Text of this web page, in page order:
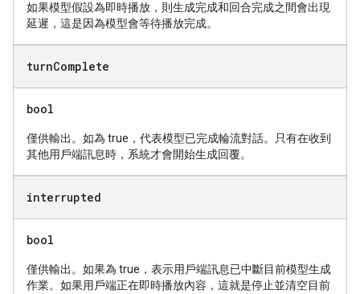
如果模型假設為即時播放，則生成完成和回合完成之間會出現
延遲，這是因為模型會等待播放完成。
turnComplete
bool
僅供輸出。如為 true，代表模型已完成輪流對話。只有在收到
其他用戶端訊息時，系統才會開始生成回覆。
interrupted
bool
僅供輸出。如果為 true，表示用戶端訊息已中斷目前模型生成
作業。如果用戶端正在即時播放內容，這就是停止並清空目前